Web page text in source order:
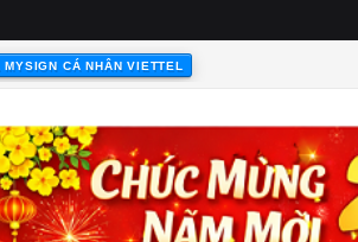
MYSIGN CÁ NHÂN VIETTEL